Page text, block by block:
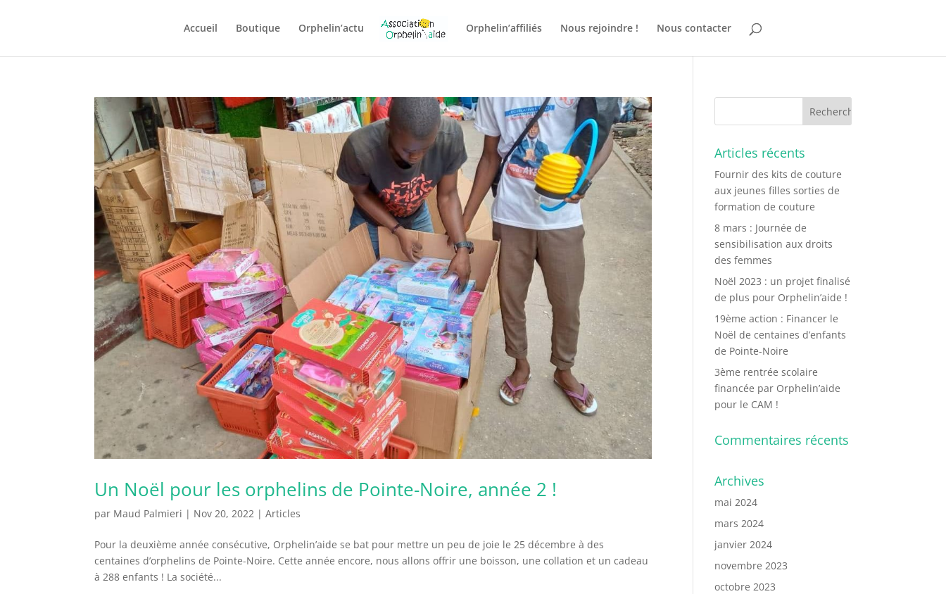
Accueil Boutique Orphelin’actu Orphelin’affiliés Nous rejoindre ! Nous contacter
Un Noël pour les orphelins de Pointe-Noire, année 2 !
par Maud Palmieri | Nov 20, 2022 |Articles
Pour la deuxième année consécutive, Orphelin’aide se bat pour mettre un peu de joie le 25 décembre à des
centaines d’orphelins de Pointe-Noire. Cette année encore, nous allons offrir une boisson, une collation et un cadeau
à 288 enfants ! La société...
Articles récents
Fournir des kits de couture
aux jeunes filles sorties de
formation de couture
8 mars : Journée de
sensibilisation aux droits
des femmes
Noël 2023 : un projet finalisé
de plus pour Orphelin’aide !
19ème action : Financer le
Noël de centaines d’enfants
de Pointe-Noire
3ème rentrée scolaire
financée par Orphelin’aide
pour le CAM !
Commentaires récents
Archives
mai 2024
mars 2024
janvier 2024
novembre 2023
octobre 2023